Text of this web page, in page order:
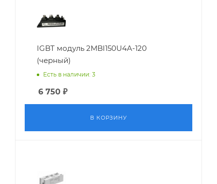
IGBT модуль 2MBI150U4A-120
(черный)
Есть в наличии: 3
6 750 ₽
В КОРЗИНУ